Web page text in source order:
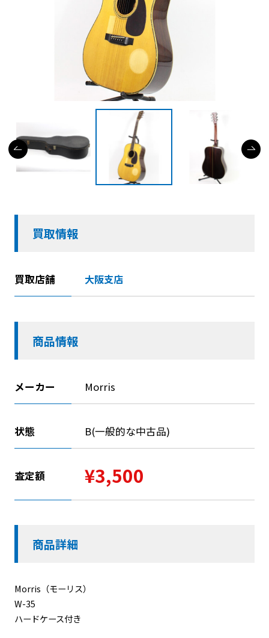
買取情報
買取店舗 大阪支店
商品情報
メーカー Morris
状態 B(一般的な中古品)
査定額 ¥3,500
商品詳細
Morris（モーリス）
W-35
ハードケース付き